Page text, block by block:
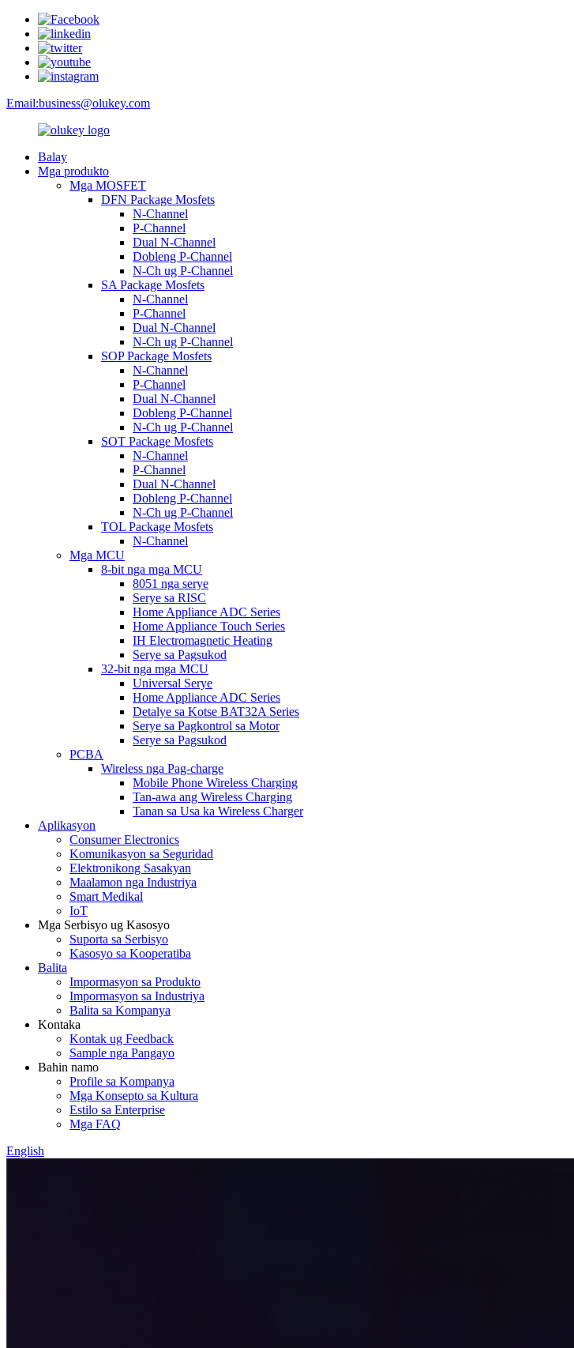
Email:business@olukey.com
Balay
Mga produkto
Mga MOSFET
DFN Package Mosfets
N-Channel
P-Channel
Dual N-Channel
Dobleng P-Channel
N-Ch ug P-Channel
SA Package Mosfets
N-Channel
P-Channel
Dual N-Channel
N-Ch ug P-Channel
SOP Package Mosfets
N-Channel
P-Channel
Dual N-Channel
Dobleng P-Channel
N-Ch ug P-Channel
SOT Package Mosfets
N-Channel
P-Channel
Dual N-Channel
Dobleng P-Channel
N-Ch ug P-Channel
TOL Package Mosfets
N-Channel
Mga MCU
8-bit nga mga MCU
8051 nga serye
Serye sa RISC
Home Appliance ADC Series
Home Appliance Touch Series
IH Electromagnetic Heating
Serye sa Pagsukod
32-bit nga mga MCU
Universal Serye
Home Appliance ADC Series
Detalye sa Kotse BAT32A Series
Serye sa Pagkontrol sa Motor
Serye sa Pagsukod
PCBA
Wireless nga Pag-charge
Mobile Phone Wireless Charging
Tan-awa ang Wireless Charging
Tanan sa Usa ka Wireless Charger
Aplikasyon
Consumer Electronics
Komunikasyon sa Seguridad
Elektronikong Sasakyan
Maalamon nga Industriya
Smart Medikal
IoT
Mga Serbisyo ug Kasosyo
Suporta sa Serbisyo
Kasosyo sa Kooperatiba
Balita
Impormasyon sa Produkto
Impormasyon sa Industriya
Balita sa Kompanya
Kontaka
Kontak ug Feedback
Sample nga Pangayo
Bahin namo
Profile sa Kompanya
Mga Konsepto sa Kultura
Estilo sa Enterprise
Mga FAQ
English